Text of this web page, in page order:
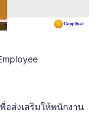
พื่อส่งเสริมให้พนักงาน